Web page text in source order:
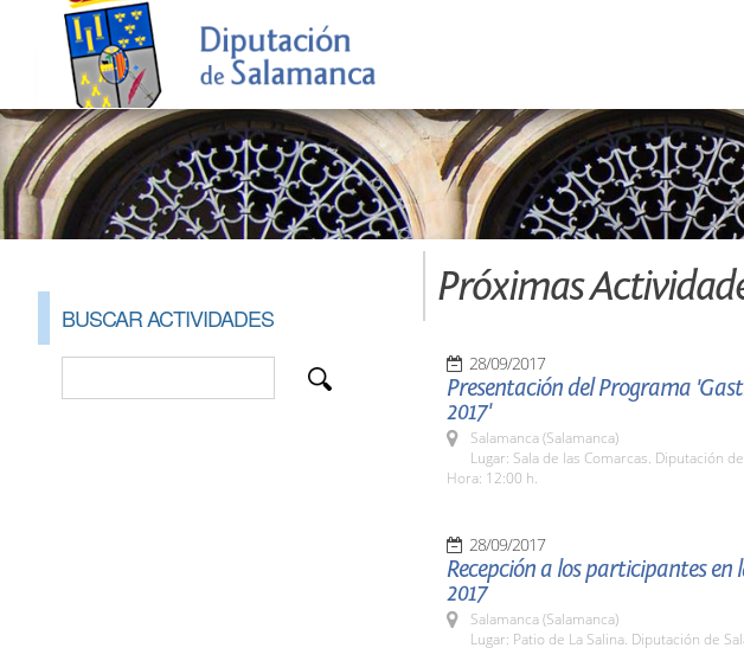
BUSCAR ACTIVIDADES
Próximas
28/09/2017
Presentación del Programa
2017'
Salamanca (Salamanca)
Lugar: Sala de las Comarcas. Diputación
Hora: 12:00 h.
28/09/2017
Recepción a los participantes
2017
Salamanca (Salamanca)
Lugar: Patio de La Salina. Diputación de